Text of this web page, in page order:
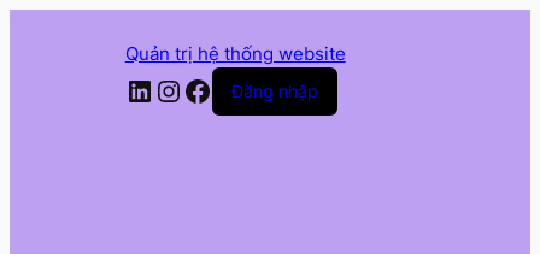
Quản trị hệ thống website
LinkedIn
Instagram
Facebook
Đăng nhập